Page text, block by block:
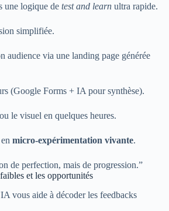
une logique de test and learn ultra rapide.
simplifiée.
audience via une landing page générée
(Google Forms + IA pour synthèse).
le visuel en quelques heures.
micro-expérimentation vivante.
de perfection, mais de progression.”
et les opportunités
vous aide à décoder les feedbacks